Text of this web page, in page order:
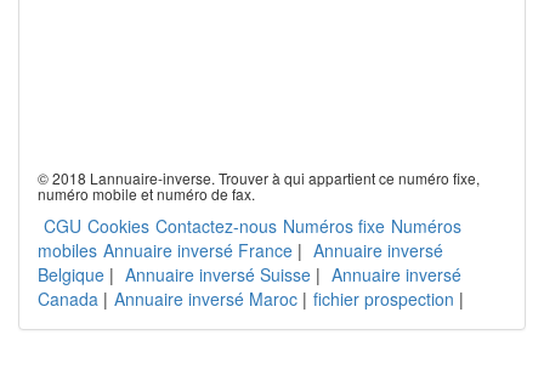
© 2018 Lannuaire-inverse. Trouver à qui appartient ce numéro fixe,
numéro mobile et numéro de fax.
CGU Cookies Contactez-nous Numéros fixe Numéros
mobiles Annuaire inversé France | Annuaire inversé
Belgique | Annuaire inversé Suisse | Annuaire inversé
Canada | Annuaire inversé Maroc | fichier prospection |